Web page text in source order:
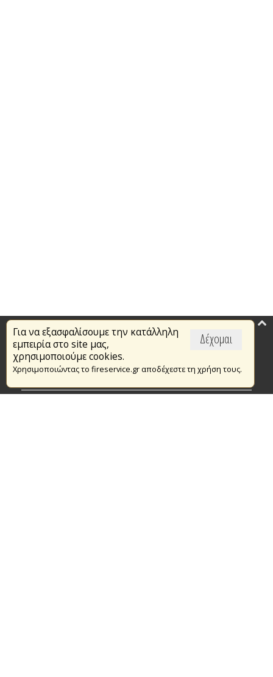
Δέχομαι
Για να εξασφαλίσουμε την κατάλληλη
εμπειρία στο site μας,
χρησιμοποιούμε cookies.
Χρησιμοποιώντας το fireservice.gr αποδέχεστε τη χρήση τους.
Επικαιρότητα
Το Πυροσβεστικό Σώμα